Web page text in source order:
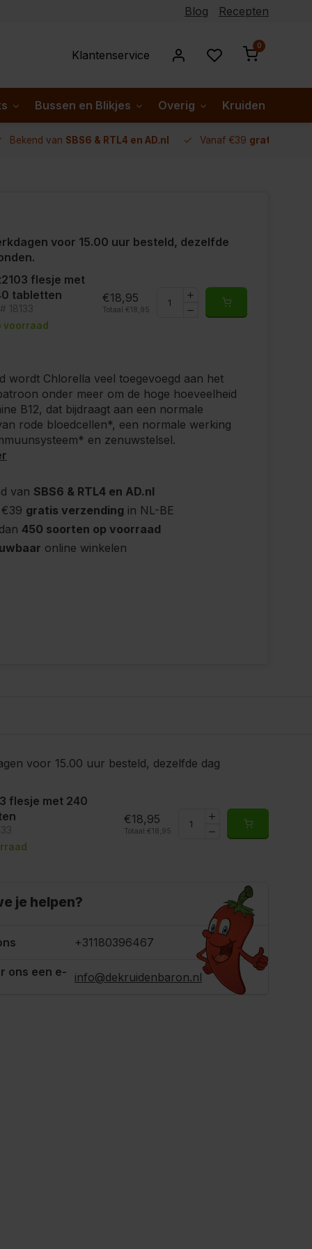
Blog Recepten
Klantenservice
0
Bussen en Blikjes Overig Kruiden per
Bekend van SBS6 & RTL4 en AD.nl Vanaf €39 gratis
voor 15.00 uur besteld, dezelfde
flesje met
tabletten
18133
voorraad
€18,95
Totaal: €18,95
wordt Chlorella veel toegevoegd aan het
onder meer om de hoge hoeveelheid
B12, dat bijdraagt aan een normale
rode bloedcellen*, een normale werking
en zenuwstelsel.
van SBS6 & RTL4 en AD.nl
gratis verzending in NL-BE
450 soorten op voorraad
online winkelen
voor 15.00 uur besteld, dezelfde dag
flesje met 240
€18,95
Totaal: €18,95
je helpen?
+31180396467
ons een e- info@dekruidenbaron.nl